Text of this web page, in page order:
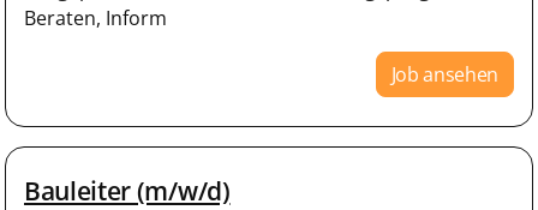
Beraten, Inform
Job ansehen
Bauleiter (m/w/d)